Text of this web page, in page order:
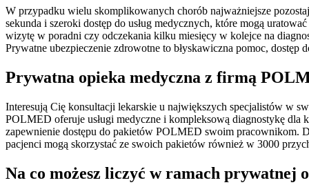
W przypadku wielu skomplikowanych chorób najważniejsze
sekunda i szeroki dostęp do usług medycznych, które mogą
wizytę w poradni czy odczekania kilku miesięcy w kolejce na
Prywatne ubezpieczenie zdrowotne to błyskawiczna pomoc, dostęp
Prywatna opieka medyczna z firmą
Interesują Cię konsultacji lekarskie u największych specjalistów w
POLMED oferuje usługi medyczne i kompleksową diagnostykę
zapewnienie dostępu do pakietów POLMED swoim pracownikom.
pacjenci mogą skorzystać ze swoich pakietów również w 3000
Na co możesz liczyć w ramach prywatnej